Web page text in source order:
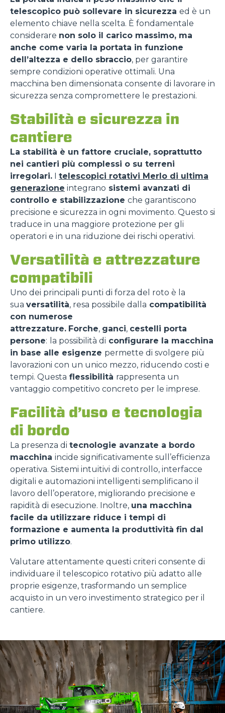
telescopico può sollevare in sicurezza ed è un
elemento chiave nella scelta. È fondamentale
considerare non solo il carico massimo, ma
anche come varia la portata in funzione
dell’altezza e dello sbraccio, per garantire
sempre condizioni operative ottimali. Una
macchina ben dimensionata consente di lavorare in
sicurezza senza compromettere le prestazioni.
Stabilità e sicurezza in
cantiere
La stabilità è un fattore cruciale, soprattutto
nei cantieri più complessi o su terreni
irregolari. I telescopici rotativi Merlo di ultima
generazione integrano sistemi avanzati di
controllo e stabilizzazione che garantiscono
precisione e sicurezza in ogni movimento. Questo si
traduce in una maggiore protezione per gli
operatori e in una riduzione dei rischi operativi.
Versatilità e attrezzature
compatibili
Uno dei principali punti di forza del roto è la
sua versatilità, resa possibile dalla compatibilità
con numerose
attrezzature. Forche, ganci, cestelli porta
persone: la possibilità di configurare la macchina
in base alle esigenze permette di svolgere più
lavorazioni con un unico mezzo, riducendo costi e
tempi. Questa flessibilità rappresenta un
vantaggio competitivo concreto per le imprese.
Facilità d’uso e tecnologia
di bordo
La presenza di tecnologie avanzate a bordo
macchina incide significativamente sull’efficienza
operativa. Sistemi intuitivi di controllo, interfacce
digitali e automazioni intelligenti semplificano il
lavoro dell’operatore, migliorando precisione e
rapidità di esecuzione. Inoltre, una macchina
facile da utilizzare riduce i tempi di
formazione e aumenta la produttività fin dal
primo utilizzo.
Valutare attentamente questi criteri consente di
individuare il telescopico rotativo più adatto alle
proprie esigenze, trasformando un semplice
acquisto in un vero investimento strategico per il
cantiere.